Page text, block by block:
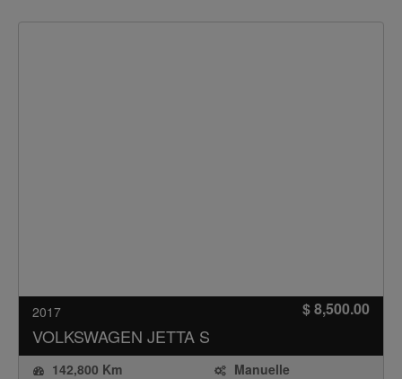
2017 $ 8,500.00
VOLKSWAGEN JETTA S
142,800 Km
Manuelle